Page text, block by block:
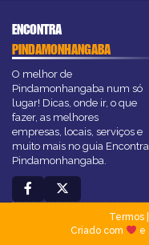
ENCONTRA
PINDAMONHANGABA
O melhor de
Pindamonhangaba num só
lugar! Dicas, onde ir, o que
fazer, as melhores
empresas, locais, serviços e
muito mais no guia Encontra
Pindamonhangaba.
Termos|
Criado com
e